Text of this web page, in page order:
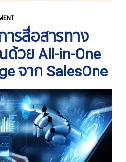
ารสื่อสารทาง
วย All-in-One
จาก SalesOne